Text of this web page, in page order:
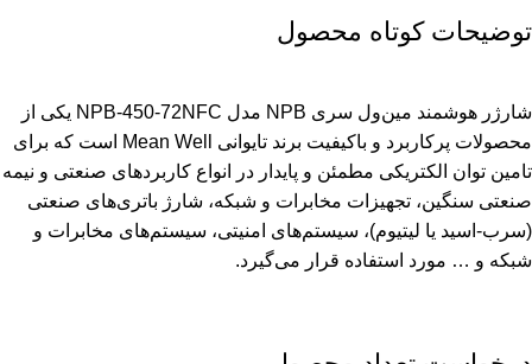
توضیحات کوتاه محصول
شارژر هوشمند مین‌ول سری NPB مدل NPB-450-72NFC یکی از
محصولات پرکاربرد و باکیفیت برند تایوانی Mean Well است که برای
تامین توان الکتریکی مطمئن و پایدار در انواع کاربردهای صنعتی و نیمه
صنعتی سنگین، تجهیزات مخابرات و شبکه، شارژ باتری‌های صنعتی
(سرب-اسید یا لیتیوم)، سیستم‌های امنیتی، سیستم‌های مخابرات و
شبکه و … مورد استفاده قرار می‌گیرد.